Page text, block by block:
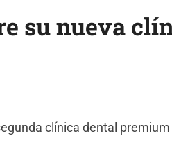
su nueva
clínica dental